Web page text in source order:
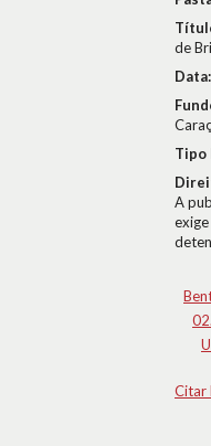
de
Data:
Tipo
A
Citar